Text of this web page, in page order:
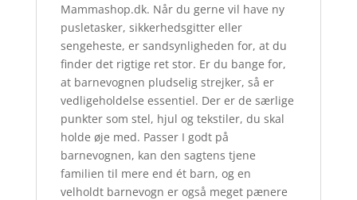
Mammashop.dk. Når du gerne vil have ny
pusletasker, sikkerhedsgitter eller
sengeheste, er sandsynligheden for, at du
finder det rigtige ret stor. Er du bange for,
at barnevognen pludselig strejker, så er
vedligeholdelse essentiel. Der er de særlige
punkter som stel, hjul og tekstiler, du skal
holde øje med. Passer I godt på
barnevognen, kan den sagtens tjene
familien til mere end ét barn, og en
velholdt barnevogn er også meget pænere